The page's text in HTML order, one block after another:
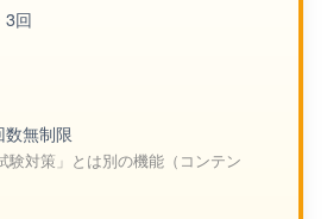
3回
無制限
験対策」とは別の機能（コンテン